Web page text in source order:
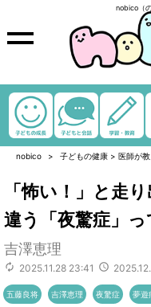
nobico（
nobico 子どもの健康 > 医師が教
「怖い！」と走
違う「夜驚症」っ
吉澤恵理
2025.11.28 23:41
五藤良将 吉澤恵理 夜驚症 夢遊